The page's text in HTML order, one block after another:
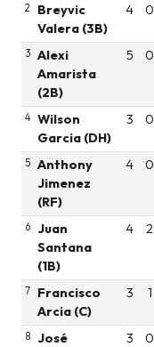
2
Breyvic
Valera (3B)
4 0
3
Alexi
Amarista
(2B)
5 0
4 Wilson
Garcia (DH)
3 0
5 Anthony
Jimenez
(RF)
4 0
6
Juan
Santana
(1B)
4 2
7
Francisco
Arcia (C)
3 1
8
José
3 0